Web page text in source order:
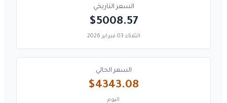
السعر التاريخي
$5008.57
الثلاثاء 03 فبراير 2026
السعر الحالي
$4343.08
اليوم